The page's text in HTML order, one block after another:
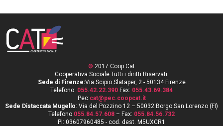
© 2017 Coop Cat
Cooperativa Sociale Tutti i diritti Riservati.
Sede di Firenze:Via Scipio Slataper, 2 - 50134 Firenze
Telefono: 055.42.22.390 Fax: 055.43.69.384
Pec:cat@pec.coopcat.it
Sede Distaccata Mugello: Via del Pozzino 12 – 50032 Borgo San Lorenzo (FI)
Telefono 055.84.57.608 – Fax: 055.84.56.732
PI: 03607960485 - cod. dest. M5UXCR1